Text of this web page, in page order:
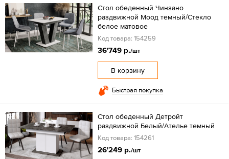
Стол обеденный Чинзано
раздвижной Моод темный/Стекло
белое матовое
Код товара: 154259
36'749 р./шт
В корзину
Быстрая покупка
Стол обеденный Детройт
раздвижной Белый/Ателье темный
Код товара: 154261
26'249 р./шт